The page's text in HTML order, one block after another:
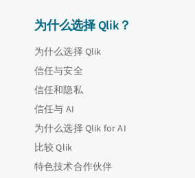
为什么选择 Qlik？
为什么选择 Qlik
信任与安全
信任和隐私
信任与 AI
为什么选择 Qlik for AI
比较 Qlik
特色技术合作伙伴